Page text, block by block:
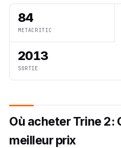
84
METACRITIC
2013
SORTIE
Où acheter Trine 2:
meilleur prix